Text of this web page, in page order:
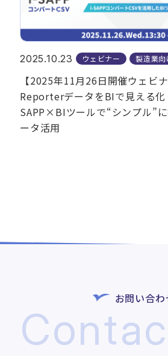
2025.10.23 ウェビナー 製造業
【2025年11月26日開催ウェビ
ReporterデータをBIで見える
SAPP×BIツールで“シンプル”
ータ活用
お問い合わ